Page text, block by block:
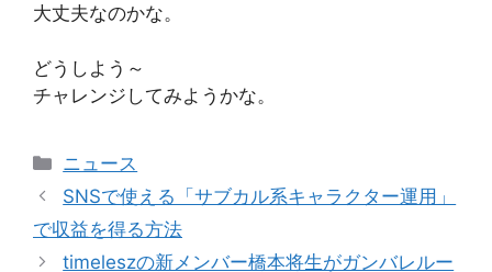
大丈夫なのかな。
どうしよう～
チャレンジしてみようかな。
カ
テ
リ
ニュース
SNSで使える「サブカル系キャラクター運用」
で収益を得る方法
timeleszの新メンバー橋本将生がガンバレルー